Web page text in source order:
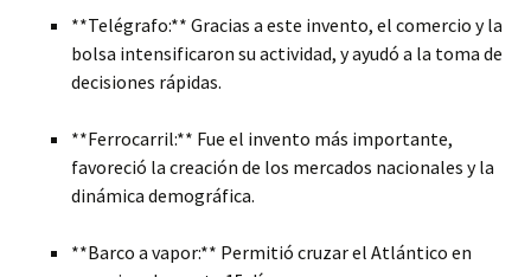
**Telégrafo:** Gracias a este invento, el comercio y la
bolsa intensificaron su actividad, y ayudó a la toma de
decisiones rápidas.
**Ferrocarril:** Fue el invento más importante,
favoreció la creación de los mercados nacionales y la
dinámica demográfica.
**Barco a vapor:** Permitió cruzar el Atlántico en